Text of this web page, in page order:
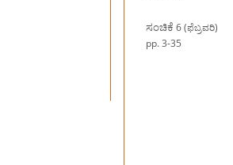
ಸಂಚಿಕೆ 6 (ಫೆಬ್ರವರಿ)
pp. 3-35